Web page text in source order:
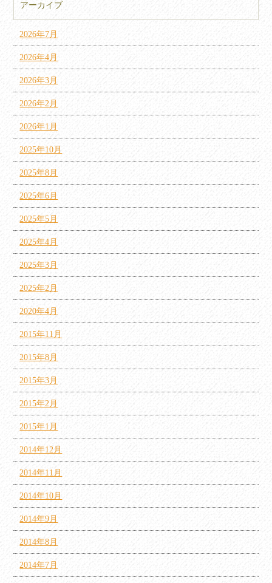
アーカイブ
2026年7月
2026年4月
2026年3月
2026年2月
2026年1月
2025年10月
2025年8月
2025年6月
2025年5月
2025年4月
2025年3月
2025年2月
2020年4月
2015年11月
2015年8月
2015年3月
2015年2月
2015年1月
2014年12月
2014年11月
2014年10月
2014年9月
2014年8月
2014年7月